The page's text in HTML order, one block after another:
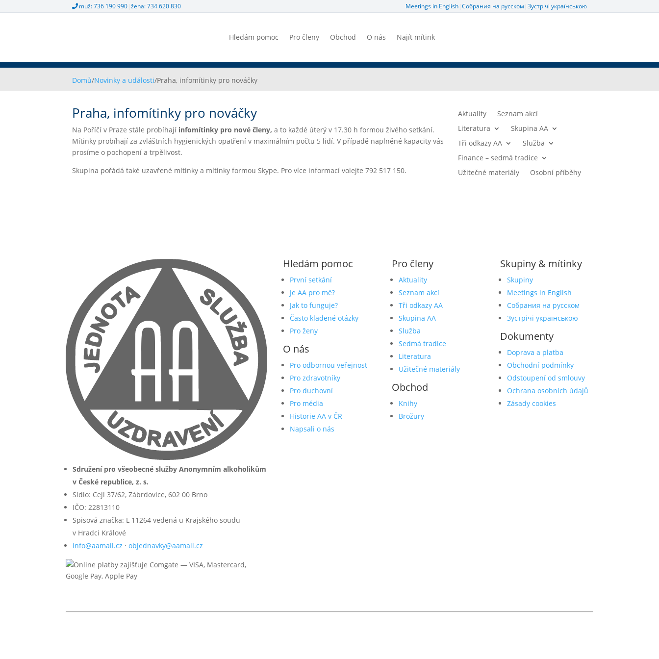
muž: 736 190 990|žena: 734 620 830 Meetings in English|Собрания на русском |Зустрічі українською
Hledám pomoc Pro členy Obchod O nás Najít mítink
Domů/Novinky a události/Praha, infomítinky pro nováčky
Praha, infomítinky pro nováčky
Na Poříčí v Praze stále probíhají infomítinky pro nové členy, a to každé úterý v 17.30 h formou živého setkání.
Mítinky probíhají za zvláštních hygienických opatření v maximálním počtu 5 lidí. V případě naplněné kapacity vás
prosíme o pochopení a trpělivost.
Skupina pořádá také uzavřené mítinky a mítinky formou Skype. Pro více informací volejte 792 517 150.
Aktuality
Seznam akcí
Literatura
Skupina AA
Tři odkazy AA
Služba
Finance – sedmá tradice
Užitečné materiály
Osobní příběhy
Sdružení pro všeobecné služby Anonymním alkoholikům
v České republice, z. s.
Sídlo: Cejl 37/62, Zábrdovice, 602 00 Brno
IČO: 22813110
Spisová značka: L 11264 vedená u Krajského soudu
v Hradci Králové
info@aamail.cz ·objednavky@aamail.cz
Hledám pomoc
První setkání
Je AA pro mě?
Jak to funguje?
Často kladené otázky
Pro ženy
O nás
Pro odbornou veřejnost
Pro zdravotníky
Pro duchovní
Pro média
Historie AA v ČR
Napsali o nás
Pro členy
Aktuality
Seznam akcí
Tři odkazy AA
Skupina AA
Služba
Sedmá tradice
Literatura
Užitečné materiály
Obchod
Knihy
Brožury
Skupiny & mítinky
Skupiny
Meetings in English
Собрания на русском
Зустрічі українською
Dokumenty
Doprava a platba
Obchodní podmínky
Odstoupení od smlouvy
Ochrana osobních údajů
Zásady cookies